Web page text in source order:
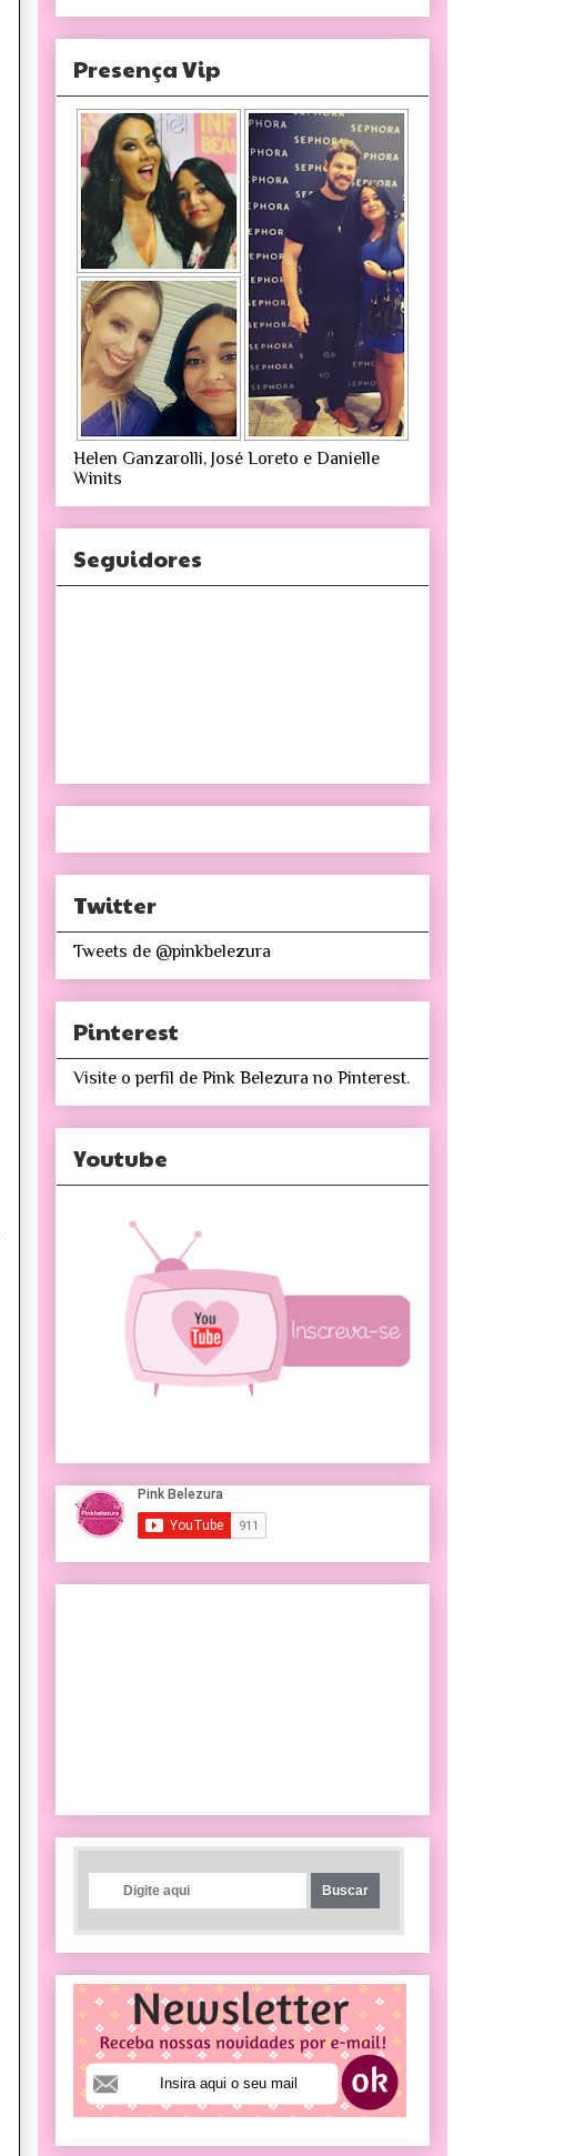
Presença Vip
Helen Ganzarolli, José Loreto e Danielle
Winits
Seguidores
Twitter
Tweets de @pinkbelezura
Pinterest
Visite o perfil de Pink Belezura no Pinterest.
Youtube